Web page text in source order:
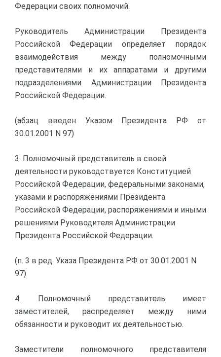
Федерации своих полномочий.
Руководитель Администрации Президента
Российской Федерации определяет порядок
взаимодействия между полномочными
представителями и их аппаратами и другими
подразделениями Администрации Президента
Российской Федерации.
(абзац введен Указом Президента РФ от
30.01.2001 N 97)
3. Полномочный представитель в своей
деятельности руководствуется Конституцией
Российской Федерации, федеральными законами,
указами и распоряжениями Президента
Российской Федерации, распоряжениями и иными
решениями Руководителя Администрации
Президента Российской Федерации.
(п. 3 в ред. Указа Президента РФ от 30.01.2001 N
97)
4. Полномочный представитель имеет
заместителей, распределяет между ними
обязанности и руководит их деятельностью.
Заместители полномочного представителя